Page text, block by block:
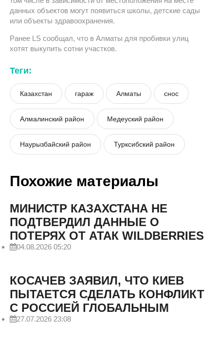
данных объектов могут появиться школы, детские сады
или объекты здравоохранения.
Ранее LS сообщал, что в Алматы для пробивки улиц
хотят выкупить сотни участков.
Теги:
Казахстан гараж Алматы снос
Алмалинский район Медеуский район
Наурызбайский район Турксибский район
Похожие материалы
МИНИСТР КАЗАХСТАНА НЕ
ПОДТВЕРДИЛ ДАННЫЕ О
ПОТЕРЯХ ОТ АТАК WILDBERRIES
04.08.2026 05:20
КОСАЧЕВ ЗАЯВИЛ, ЧТО КИЕВ
ПЫТАЕТСЯ СДЕЛАТЬ КОНФЛИКТ
С РОССИЕЙ ГЛОБАЛЬНЫМ
27.07.2026 23:08